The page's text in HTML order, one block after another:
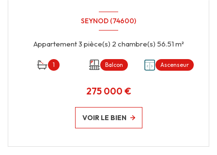
SEYNOD (74600)
Appartement 3 pièce(s) 2 chambre(s) 56.51 m²
1 Balcon Ascenseur
275 000 €
VOIR LE BIEN